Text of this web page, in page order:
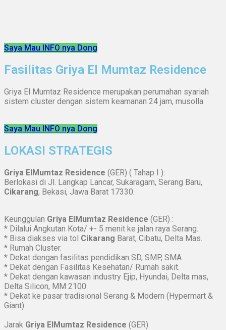
Saya Mau INFO nya Dong
Fasilitas Griya El Mumtaz Residence
Griya El Mumtaz Residence merupakan perumahan syariah
sistem cluster dengan sistem keamanan 24 jam, musolla
Saya Mau INFO nya Dong
LOKASI STRATEGIS
Griya ElMumtaz Residence (GER) ( Tahap I ):
Berlokasi di Jl. Langkap Lancar, Sukaragam, Serang Baru,
Cikarang, Bekasi, Jawa Barat 17330.
Keunggulan Griya ElMumtaz Residence (GER) :
* Dilalui Angkutan Kota/ +- 5 menit ke jalan raya Serang.
* Bisa diakses via tol Cikarang Barat, Cibatu, Delta Mas.
* Rumah Cluster.
* Dekat dengan fasilitas pendidikan SD, SMP, SMA.
* Dekat dengan Fasilitas Kesehatan/ Rumah sakit.
* Dekat dengan kawasan industry Ejip, Hyundai, Delta mas,
Delta Silicon, MM 2100.
* Dekat ke pasar tradisional Serang & Modern (Hypermart &
Giant).
Jarak Griya ElMumtaz Residence (GER)